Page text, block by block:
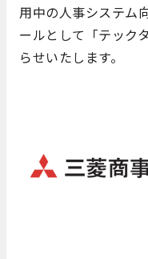
用中の人事システム
ールとして「テック
らせいたします。